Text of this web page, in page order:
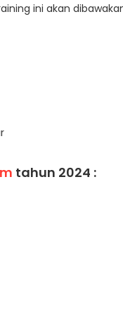
ini akan
tahun 2024 :